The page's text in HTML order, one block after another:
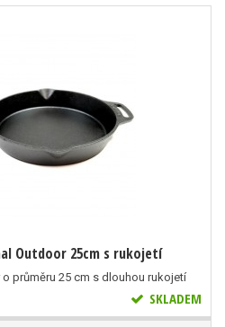
Outdoor 25cm s rukojetí
průměru 25 cm s dlouhou rukojetí
SKLADEM